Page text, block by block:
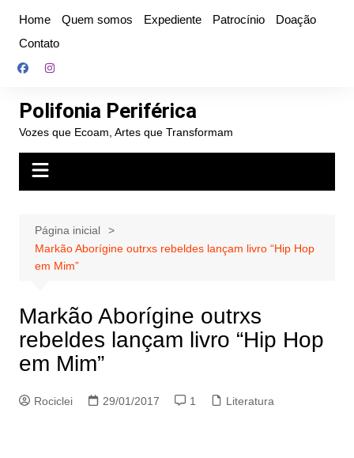
conteúdo
Home Quem somos Expediente Patrocínio
Doação
Contato
Polifonia Periférica
Vozes que Ecoam, Artes que Transformam
Página inicial
Markão Aborígine outrxs rebeldes lançam livro “Hip Hop
em Mim”
Markão Aborígine outrxs
rebeldes lançam livro “Hip Hop
em Mim”
Rociclei 29/01/2017 1 Literatura